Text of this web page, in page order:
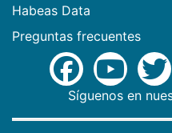
Habeas Data
Preguntas frecuentes
Síguenos en